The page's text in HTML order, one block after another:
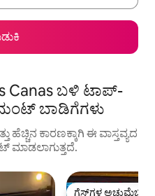
Canas ಬಳಿ ಟಾಪ್-
ಬಾಡಿಗೆಗಳು
ಹೆಚ್ಚಿನ ಕಾರಣಕ್ಕಾಗಿ ಈ ವಾಸ್ತವ್ಯದ
ಮಾಡಲಾಗುತ್ತದೆ.
ಗೆಸ್ಟ್‌ಗಳ